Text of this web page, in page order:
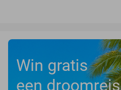
Win gratis
een droomreis